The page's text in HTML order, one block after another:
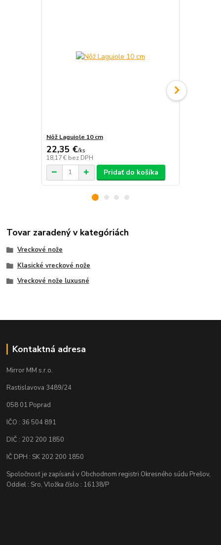
Nôž Laguiole 10 cm
22,35 €/ks
18,17 € bez DPH
Pridať do košíka
Tovar zaradený v kategóriách
Vreckové nože
Klasické vreckové nože
Vreckové nože luxusné
Kontaktná adresa
Mirror MM s.r.o.
Rastislavova 3489/24
058 01 Poprad
IČO : 36 504 891
DIČ : 202 200 1850
IČ DPH : SK 202 200 1850
Spoločnosť je zapísaná v Obchodnom registri Okresného súdu Prešov,
Oddiel : Sro, Vložka číslo : 16138/P